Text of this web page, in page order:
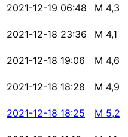
2021-12-19 06:48 M 4,3
2021-12-18 23:36 M 4,1
2021-12-18 19:06 M 4,6
2021-12-18 18:28 M 4,9
2021-12-18 18:25 M 5,2